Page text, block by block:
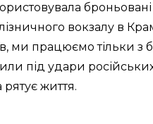
вокзалу в
ми працюємо тільки
під удари
життя.